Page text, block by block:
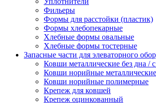
Фильеры
Формы для расстойки (пластик)
Формы хлебопекарные
Хлебные формы овальные
Хлебные формы тостерные
Запасные части для элеваторного
Ковши металлические без дна /
Ковши норийные
Ковши норийные полимерные
Крепеж для ковшей
Крепеж оцинкованный